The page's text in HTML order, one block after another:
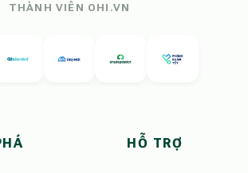
THÀNH VIÊN OHI.VN
HỖ TRỢ